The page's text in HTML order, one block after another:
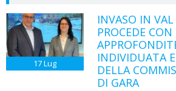
17Lug
INVASO IN VAL
PROCEDE
INDIVIDUATA
DELLA
DI GARA